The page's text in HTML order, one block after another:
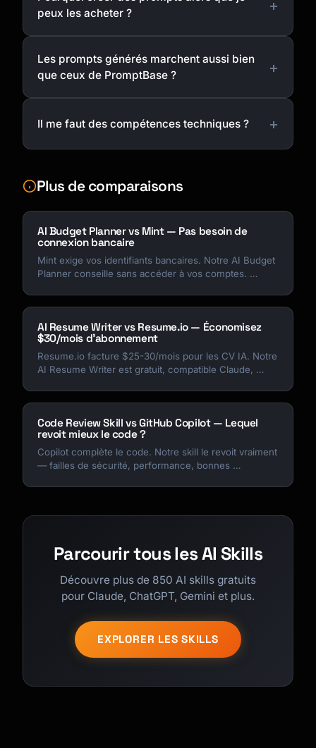
peux les acheter ?
Les prompts générés marchent aussi bien
que ceux de PromptBase ?
Il me faut des compétences techniques ?
Plus de comparaisons
AI Budget Planner vs Mint — Pas besoin de
connexion bancaire
Mint exige vos identifiants bancaires. Notre AI Budget
Planner conseille sans accéder à vos comptes. …
AI Resume Writer vs Resume.io — Économisez
$30/mois d'abonnement
Resume.io facture $25-30/mois pour les CV IA. Notre
AI Resume Writer est gratuit, compatible Claude, …
Code Review Skill vs GitHub Copilot — Lequel
revoit mieux le code ?
Copilot complète le code. Notre skill le revoit vraiment
— failles de sécurité, performance, bonnes …
Parcourir tous les AI Skills
Découvre plus de 850 AI skills gratuits
pour Claude, ChatGPT, Gemini et plus.
EXPLORER LES SKILLS